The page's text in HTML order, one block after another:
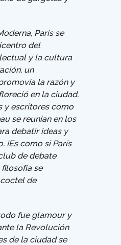
París se
del
y la cultura
un
la razón y
en la ciudad.
y escritores como
se reunían en los
debatir ideas y
¡Es como si París
de debate
se
de
fue glamour y
la Revolución
de la ciudad se